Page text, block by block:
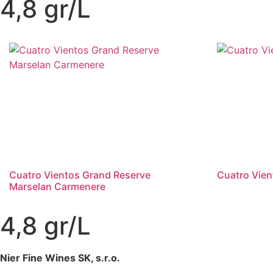
4,8 gr/L
Cuatro Vientos Grand Reserve
Marselan Carmenere
Cuatro
4,8 gr/L
Nier Fine Wines SK, s.r.o.